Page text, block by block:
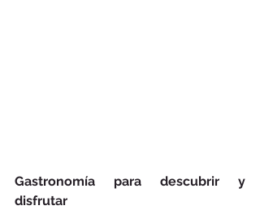
Gastronomía para descubrir y
disfrutar